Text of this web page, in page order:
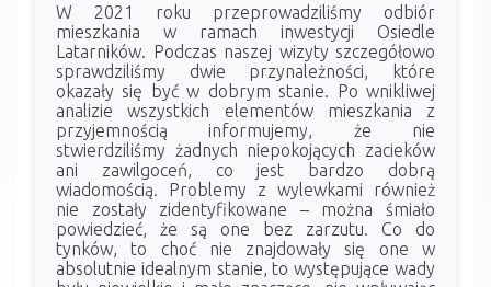
W 2021 roku przeprowadziliśmy odbiór
mieszkania w ramach inwestycji Osiedle
Latarników. Podczas naszej wizyty szczegółowo
sprawdziliśmy dwie przynależności, które
okazały się być w dobrym stanie. Po wnikliwej
analizie wszystkich elementów mieszkania z
przyjemnością informujemy, że nie
stwierdziliśmy żadnych niepokojących zacieków
ani zawilgoceń, co jest bardzo dobrą
wiadomością. Problemy z wylewkami również
nie zostały zidentyfikowane – można śmiało
powiedzieć, że są one bez zarzutu. Co do
tynków, to choć nie znajdowały się one w
absolutnie idealnym stanie, to występujące wady